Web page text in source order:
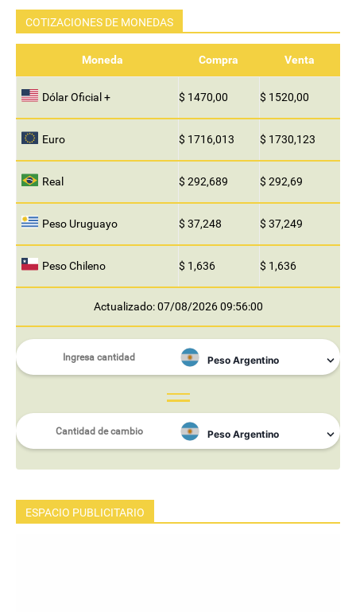
COTIZACIONES DE MONEDAS
Moneda Compra Venta
Dólar Oficial + $ 1470,00 $ 1520,00
Euro $ 1716,013 $ 1730,123
Real $ 292,689 $ 292,69
Peso Uruguayo $ 37,248 $ 37,249
Peso Chileno $ 1,636 $ 1,636
Actualizado: 07/08/2026 09:56:00
ESPACIO PUBLICITARIO